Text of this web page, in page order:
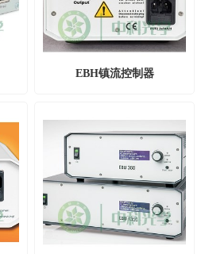
EBH镇流控制器